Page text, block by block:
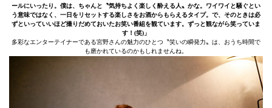
ールにいったり。僕は、ちゃんと〝気持ちよく楽しく酔える人〟かな。ワイワイと騒ぐとい
う意味ではなく、一日をリセットする楽しさをお酒からもらえるタイプ。で、そのときは必
ずといっていいほど撮りだめておいたお笑い番組を観ています。ずっと観ながら笑っていま
す！(笑)」
多彩なエンターテイナーである宮野さんの魅力のひとつ〝笑いの瞬発力〟は、おうち時間で
も磨かれているのかもしれませんね。